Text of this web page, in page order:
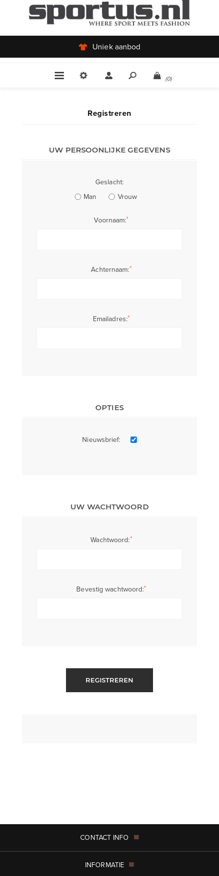
Uniek aanbod
(0)
Registreren
UW PERSOONLIJKE GEGEVENS
Geslacht:
Man
Vrouw
Voornaam:*
Achternaam:*
Emailadres:*
OPTIES
Nieuwsbrief:
UW WACHTWOORD
Wachtwoord:*
Bevestig wachtwoord:*
REGISTREREN
CONTACT INFO
INFORMATIE